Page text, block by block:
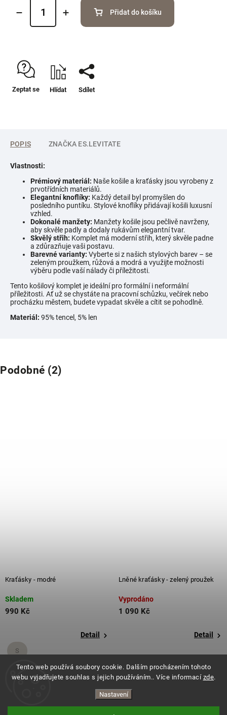
Tento web používá soubory cookie. Dalším procházením tohoto
webu vyjadřujete souhlas s jejich používáním.. Více informací zde.
Nastavení
Přidat do košíku
Zeptat se Hlídat Sdílet
POPIS ZNAČKA ES.LEVITATE
Vlastnosti:
Prémiový materiál: Naše košile a kraťásky jsou vyrobeny z
prvotřídních materiálů.
Elegantní knoflíky: Každý detail byl promyšlen do
posledního puntíku. Stylové knoflíky přidávají košili luxusní
vzhled.
Dokonalé manžety: Manžety košile jsou pečlivě navrženy,
aby skvěle padly a dodaly rukávům elegantní tvar.
Skvělý střih: Komplet má moderní střih, který skvěle padne
a zdůrazňuje vaši postavu.
Barevné varianty: Vyberte si z našich stylových barev – se
zeleným proužkem, růžová a modrá a využijte možnosti
výběru podle vaší nálady či příležitosti.
Tento košilový komplet je ideální pro formální i neformální
příležitosti. Ať už se chystáte na pracovní schůzku, večírek nebo
procházku městem, budete vypadat skvěle a cítit se pohodlně.
Materiál: 95% tencel, 5% len
Podobné (2)
Kraťásky - modré
Skladem
990 Kč
Detail
S
+ další
Lněné kraťásky - zelený proužek
Vyprodáno
1 090 Kč
Detail